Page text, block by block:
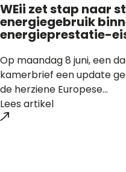
WEii zet stap naar
energiegebruik
energieprestatie-
Op maandag 8 juni, een
kamerbrief een update
de herziene Europese...
Lees artikel